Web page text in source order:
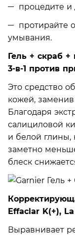
процедите и
протирайте
умывания.
Гель + скраб
3-в-1 против
Это средство
кожей, заменив
Благодаря
салициловой
и белой глины,
заметно
блеск
Effaclar K(+),
Выравнивает